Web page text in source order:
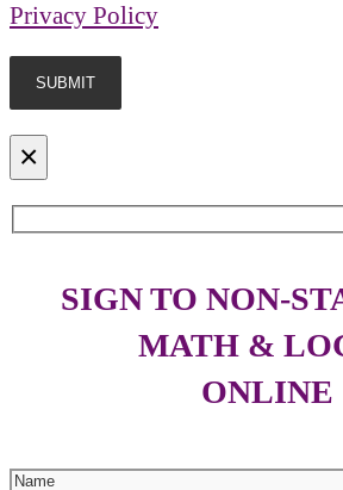
Privacy Policy
×
SIGN TO NON-
MATH &
ONLINE